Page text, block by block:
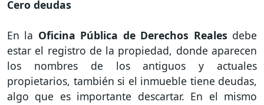
Cero deudas
En la Oficina Pública de Derechos Reales debe
estar el registro de la propiedad, donde aparecen
los nombres de los antiguos y actuales
propietarios, también si el inmueble tiene deudas,
algo que es importante descartar. En el mismo